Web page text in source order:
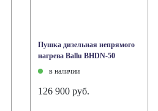
Пушка дизельная непрямого
нагрева Ballu BHDN-50
в наличии
126 900 руб.